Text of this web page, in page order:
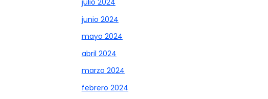
julio 2024
junio 2024
mayo 2024
abril 2024
marzo 2024
febrero 2024